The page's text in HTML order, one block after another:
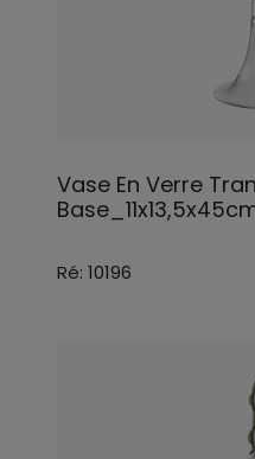
Vase En Verre
Ré: 10196